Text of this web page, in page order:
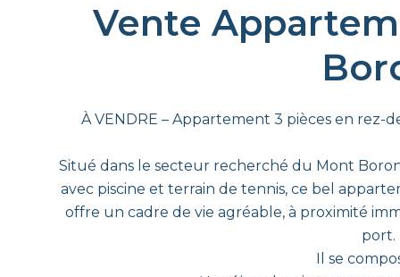
Vente
À VENDRE – Appartement 3 pièces en rez-
Situé dans le secteur recherché du Mont
avec piscine et terrain de tennis, ce bel
offre un cadre de vie agréable, à proximité
port.
Il se